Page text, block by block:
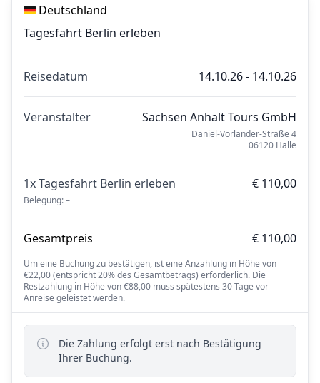
Reiseziele
Deutschland
Tagesfahrt Berlin erleben
Reisedatum 14.10.26 - 14.10.26
Veranstalter Sachsen Anhalt Tours GmbH
Daniel-Vorländer-Straße 4
06120 Halle
1x Tagesfahrt Berlin erleben
Belegung: –
€ 110,00
Gesamtpreis € 110,00
Um eine Buchung zu bestätigen, ist eine Anzahlung in Höhe von
€22,00 (entspricht 20% des Gesamtbetrags) erforderlich. Die
Restzahlung in Höhe von €88,00 muss spätestens 30 Tage vor
Anreise geleistet werden.
Die Zahlung erfolgt erst nach Bestätigung
Ihrer Buchung.